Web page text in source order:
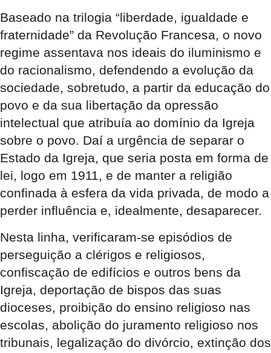
Baseado na trilogia “liberdade, igualdade e
fraternidade” da Revolução Francesa, o novo
regime assentava nos ideais do iluminismo e
do racionalismo, defendendo a evolução da
sociedade, sobretudo, a partir da educação do
povo e da sua libertação da opressão
intelectual que atribuía ao domínio da Igreja
sobre o povo. Daí a urgência de separar o
Estado da Igreja, que seria posta em forma de
lei, logo em 1911, e de manter a religião
confinada à esfera da vida privada, de modo a
perder influência e, idealmente, desaparecer.
Nesta linha, verificaram-se episódios de
perseguição a clérigos e religiosos,
confiscação de edifícios e outros bens da
Igreja, deportação de bispos das suas
dioceses, proibição do ensino religioso nas
escolas, abolição do juramento religioso nos
tribunais, legalização do divórcio, extinção dos